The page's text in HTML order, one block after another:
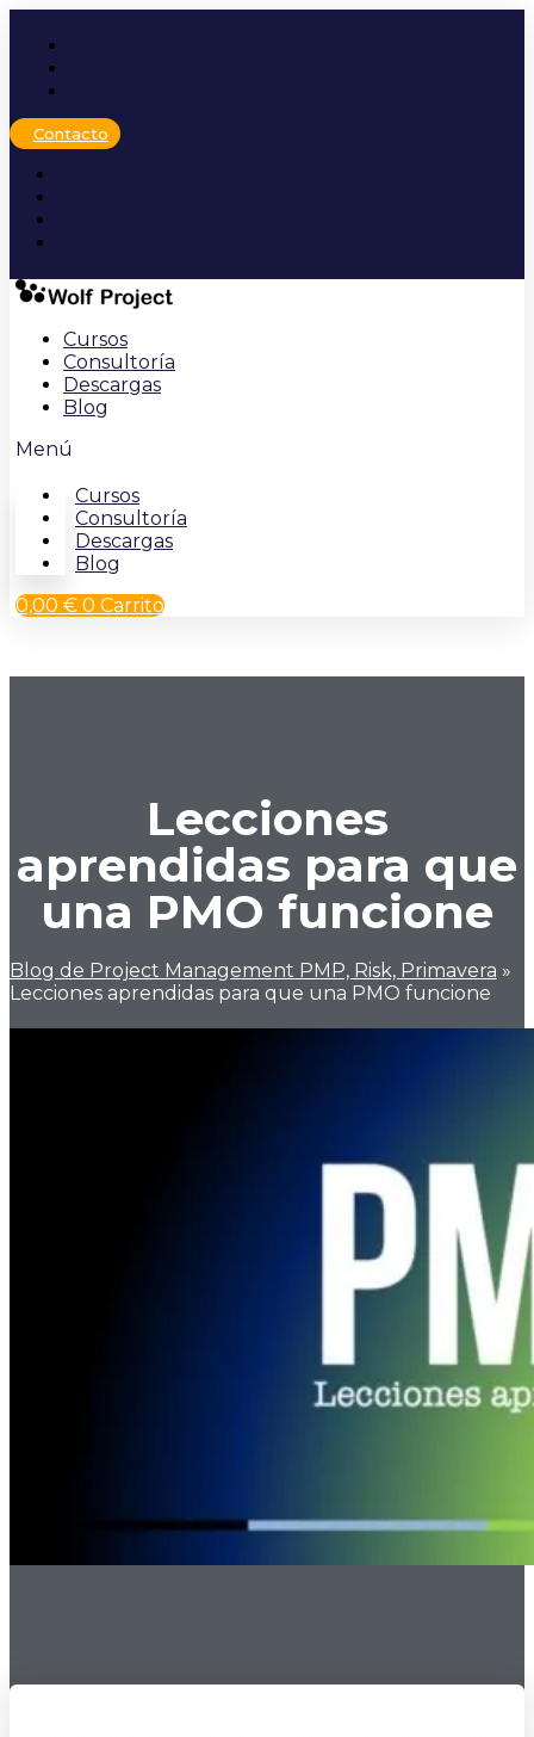
contenido
Contacto
Cursos
Consultoría
Descargas
Blog
Menú
Cursos
Consultoría
Descargas
Blog
0,00 € 0 Carrito
Lecciones
aprendidas para que
una PMO funcione
Blog de Project Management PMP, Risk, Primavera »
Lecciones aprendidas para que una PMO funcione